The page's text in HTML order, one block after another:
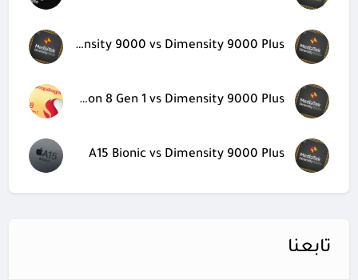
Dimensity 9000 vs Dimensity 9000 Plus
Snapdragon 8 Gen 1 vs Dimensity 9000 Plus
A15 Bionic vs Dimensity 9000 Plus
تابعنا